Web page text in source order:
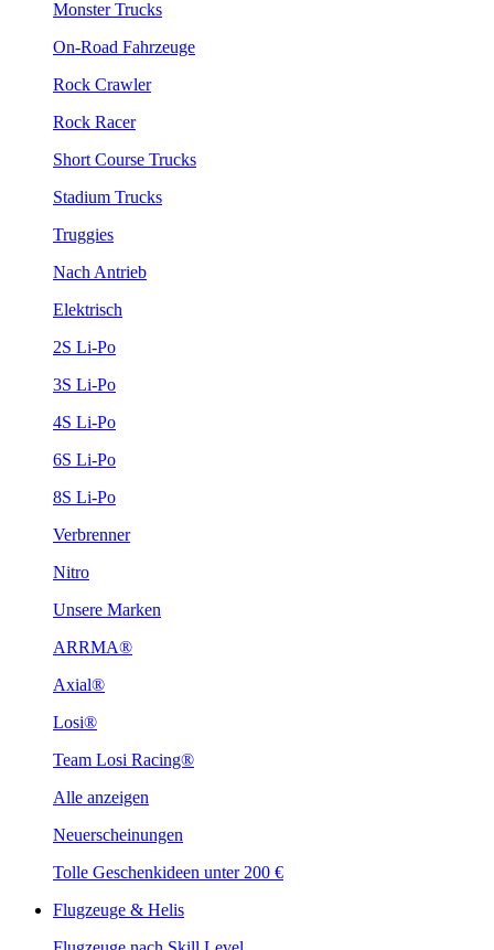
Monster Trucks
On-Road Fahrzeuge
Rock Crawler
Rock Racer
Short Course Trucks
Stadium Trucks
Truggies
Nach Antrieb
Elektrisch
2S Li-Po
3S Li-Po
4S Li-Po
6S Li-Po
8S Li-Po
Verbrenner
Nitro
Unsere Marken
ARRMA®
Axial®
Losi®
Team Losi Racing®
Alle anzeigen
Neuerscheinungen
Tolle Geschenkideen unter 200 €
Flugzeuge & Helis